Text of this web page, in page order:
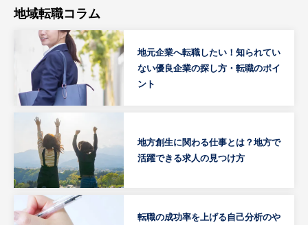
地域転職コラム
地元企業へ転職したい！知られてい
ない優良企業の探し方・転職のポイ
ント
地方創生に関わる仕事とは？地方で
活躍できる求人の見つけ方
転職の成功率を上げる自己分析のや